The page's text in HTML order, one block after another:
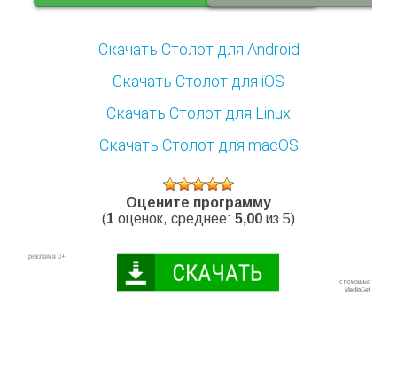
Скачать Столот для Android
Скачать Столот для iOS
Скачать Столот для Linux
Скачать Столот для macOS
Оцените программу
(1 оценок, среднее: 5,00 из 5)